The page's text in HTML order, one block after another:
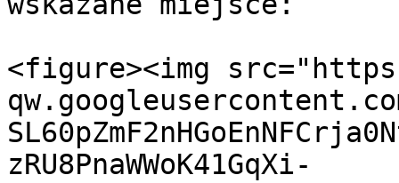
<figure><img
zRU8PnaWWoK41GqXi-